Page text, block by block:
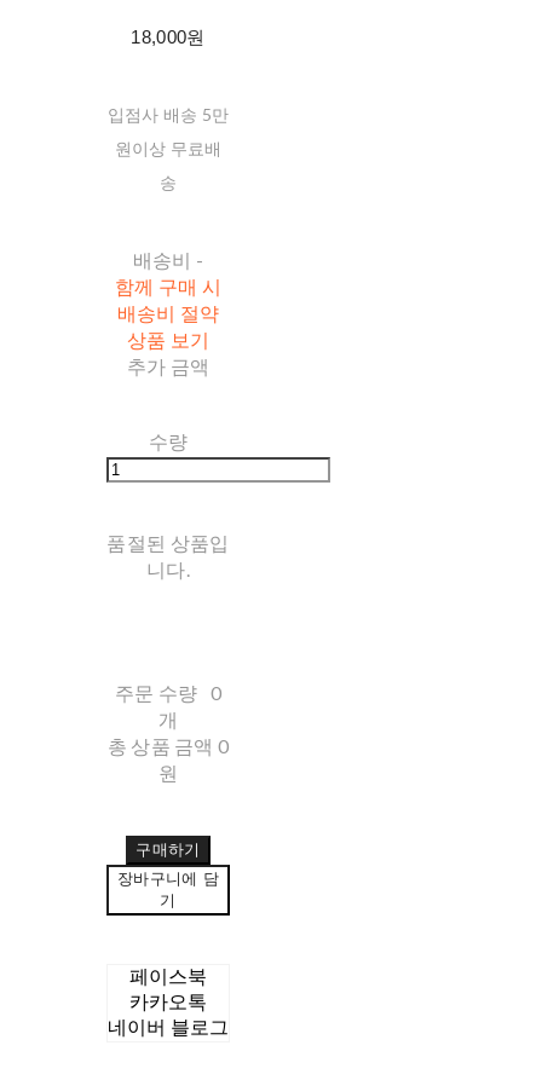
18,000원
입점사 배송 5만
원이상 무료배
송
배송비 -
함께 구매 시
배송비 절약
상품 보기
추가 금액
수량
품절된 상품입
니다.
주문 수량 0
개
총 상품 금액 0
원
구매하기
장바구니에 담
기
페이스북
카카오톡
네이버 블로그